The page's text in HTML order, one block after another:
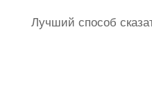
Лучший способ